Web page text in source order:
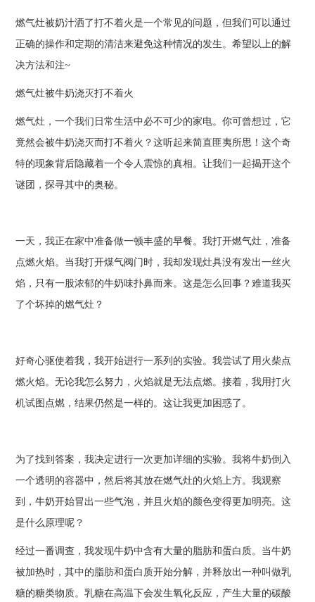
燃气灶被奶汁洒了打不着火是一个常见的问题，但我们可以通过
正确的操作和定期的清洁来避免这种情况的发生。希望以上的解
决方法和注~
燃气灶被牛奶浇灭打不着火
燃气灶，一个我们日常生活中必不可少的家电。你可曾想过，它
竟然会被牛奶浇灭而打不着火？这听起来简直匪夷所思！这个奇
特的现象背后隐藏着一个令人震惊的真相。让我们一起揭开这个
谜团，探寻其中的奥秘。
一天，我正在家中准备做一顿丰盛的早餐。我打开燃气灶，准备
点燃火焰。当我打开煤气阀门时，我却发现灶具没有发出一丝火
焰，只有一股浓郁的牛奶味扑鼻而来。这是怎么回事？难道我买
了个坏掉的燃气灶？
好奇心驱使着我，我开始进行一系列的实验。我尝试了用火柴点
燃火焰。无论我怎么努力，火焰就是无法点燃。接着，我用打火
机试图点燃，结果仍然是一样的。这让我更加困惑了。
为了找到答案，我决定进行一次更加详细的实验。我将牛奶倒入
一个透明的容器中，然后将其放在燃气灶的火焰上方。我观察
到，牛奶开始冒出一些气泡，并且火焰的颜色变得更加明亮。这
是什么原理呢？
经过一番调查，我发现牛奶中含有大量的脂肪和蛋白质。当牛奶
被加热时，其中的脂肪和蛋白质开始分解，并释放出一种叫做乳
糖的糖类物质。乳糖在高温下会发生氧化反应，产生大量的碳酸